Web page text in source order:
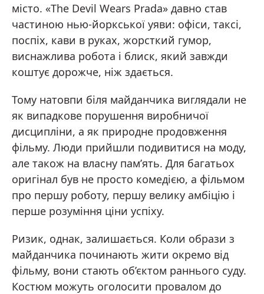
місто. «The Devil Wears Prada» давно став
частиною нью-йоркської уяви: офіси, таксі,
поспіх, кави в руках, жорсткий гумор,
виснажлива робота і блиск, який завжди
коштує дорожче, ніж здається.
Тому натовпи біля майданчика виглядали не
як випадкове порушення виробничої
дисципліни, а як природне продовження
фільму. Люди прийшли подивитися на моду,
але також на власну пам’ять. Для багатьох
оригінал був не просто комедією, а фільмом
про першу роботу, першу велику амбіцію і
перше розуміння ціни успіху.
Ризик, однак, залишається. Коли образи з
майданчика починають жити окремо від
фільму, вони стають об’єктом раннього суду.
Костюм можуть оголосити провалом до